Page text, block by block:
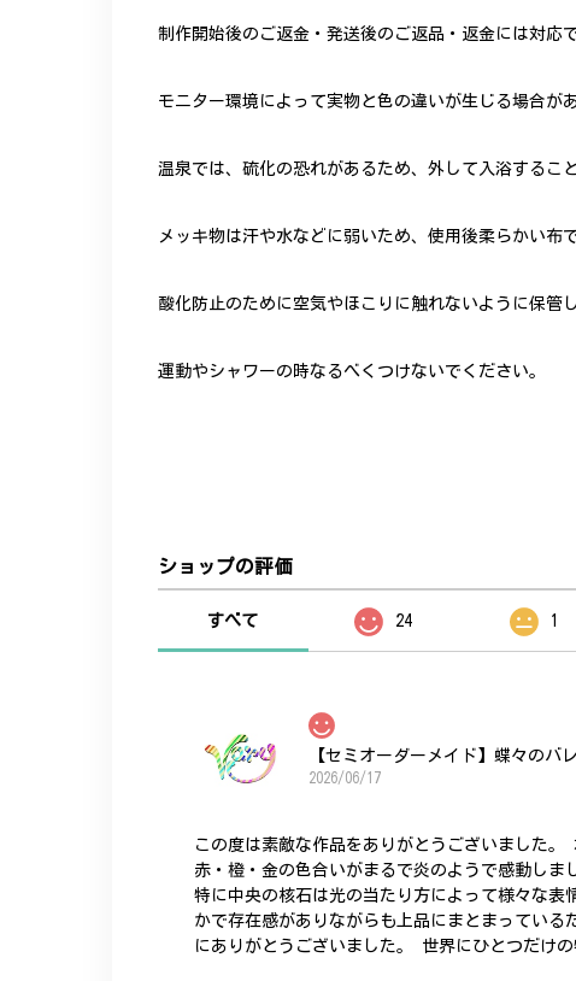
制作開始後のご返金・発送後のご返品・返金には対応
モニター環境によって実物と色の違いが生じる場合があ
温泉では、硫化の恐れがあるため、外して入浴するこ
メッキ物は汗や水などに弱いため、使用後柔らかい布
酸化防止のために空気やほこりに触れないように保管
運動やシャワーの時なるべくつけないでください。
ショップの評価
すべて 24 1
【セミオーダーメイド】蝶々のバ
2026/06/17
この度は素敵な作品をありがとうございました
赤・橙・金の色合いがまるで炎のようで感動しま
特に中央の核石は光の当たり方によって様々な
かで存在感がありながらも上品にまとまってい
にありがとうございました。 世界にひとつだけ